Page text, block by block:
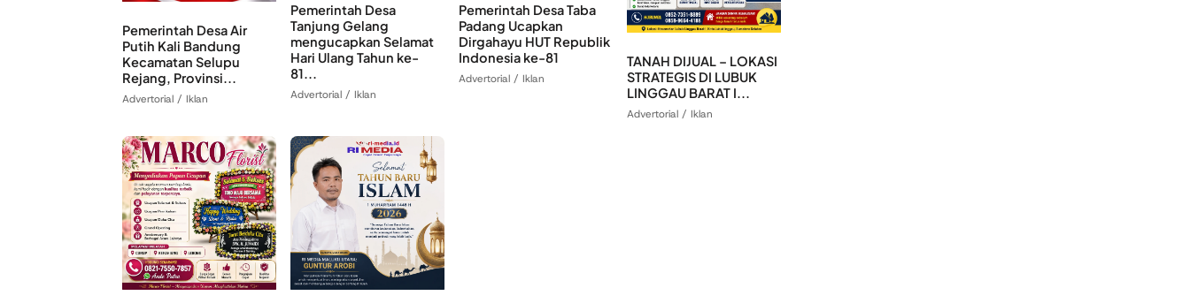
Pemerintah Desa Air
Putih Kali Bandung
Kecamatan Selupu
Rejang, Provinsi...
Advertorial / Iklan
Pemerintah Desa
Tanjung Gelang
mengucapkan Selamat
Hari Ulang Tahun ke-
81...
Advertorial / Iklan
Pemerintah Desa Taba
Padang Ucapkan
Dirgahayu HUT Republik
Indonesia ke-81
Advertorial / Iklan
TANAH DIJUAL – LOKASI
STRATEGIS DI LUBUK
LINGGAU BARAT I...
Advertorial / Iklan